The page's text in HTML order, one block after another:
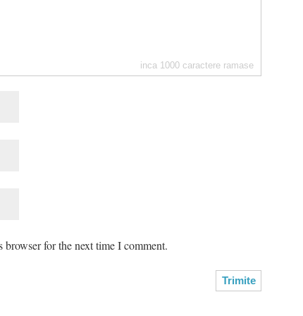
inca 1000 caractere ramase
for the next time I comment.